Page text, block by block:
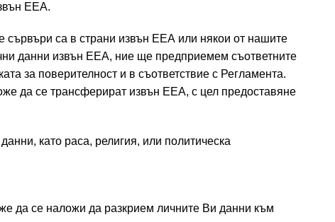
ЕЕА.
са в страни извън ЕЕА или някои от нашите
данни извън ЕЕА, ние ще предприемем съответните
за поверителност и в съответствие с Регламента.
да се трансферират извън ЕЕА, с цел предоставяне
като раса, религия, или политическа
се наложи да разкрием личните Ви данни към